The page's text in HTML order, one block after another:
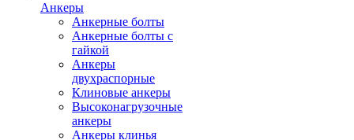
Анкеры
Анкерные болты
Анкерные болты с
гайкой
Анкеры
двухраспорные
Клиновые анкеры
Высоконагрузочные
анкеры
Анкеры клинья